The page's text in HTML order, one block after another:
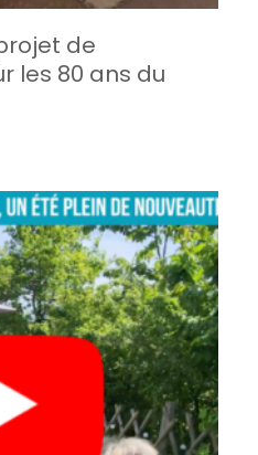
de
les 80 ans du